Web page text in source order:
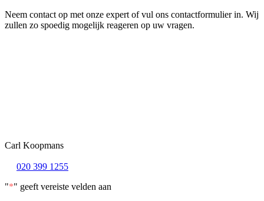
Neem contact op met onze expert of vul ons contactformulier in. Wij
zullen zo spoedig mogelijk reageren op uw vragen.
Carl Koopmans
020 399 1255
"*" geeft vereiste velden aan